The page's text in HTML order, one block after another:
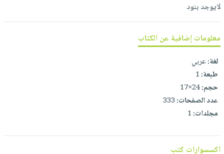
المطبخ
كتب
اكسسوارات
منزلية
ملابس
مطرزات
حقائب
حلي
بالذات
كل
الاشتراكات
صندوق
القراءة
iKitab
بلا
حدود
بحث
متقدم
نيل
وفرات
عن
الشركة
سياسة
الشركة
حسابك
لائحة
الأمنيات
لايوجد بنود
معلومات إضافية عن الكتاب
لغة:عربي
طبعة:1
حجم:24×17
عدد الصفحات:333
مجلدات:1
اكسسوارات كتب